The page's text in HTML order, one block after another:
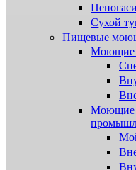
Сухой
Пищевые
Моющие
Моющие